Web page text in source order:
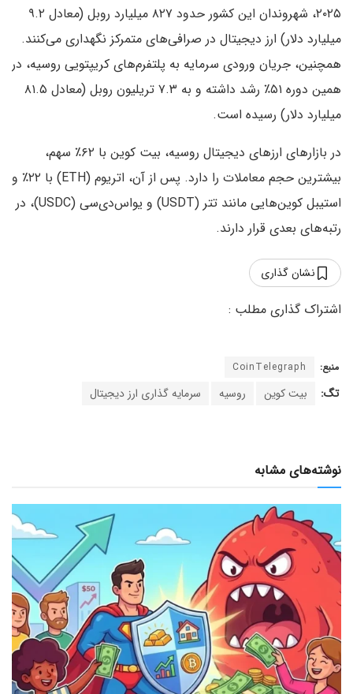
۲۰۲۵، شهروندان این کشور حدود ۸۲۷ میلیارد روبل (معادل ۹.۲
میلیارد دلار) ارز دیجیتال در صرافی‌های متمرکز نگهداری می‌کنند.
همچنین، جریان ورودی سرمایه به پلتفرم‌های کریپتویی روسیه، در
همین دوره ۵۱٪ رشد داشته و به ۷.۳ تریلیون روبل (معادل ۸۱.۵
میلیارد دلار) رسیده است.
در بازارهای ارزهای دیجیتال روسیه، بیت‌ کوین با ۶۲٪ سهم،
بیشترین حجم معاملات را دارد. پس از آن، اتریوم (ETH) با ۲۲٪ و
استیبل‌ کوین‌هایی مانند تتر (USDT) و یو‌اس‌دی‌سی (USDC)، در
رتبه‌های بعدی قرار دارند.
نشان گذاری
منبع: CoinTelegraph
تگ: بیت کوین روسیه سرمایه گذاری ارز دیجیتال
نوشته‌های مشابه